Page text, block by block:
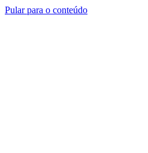
Pular para o conteúdo